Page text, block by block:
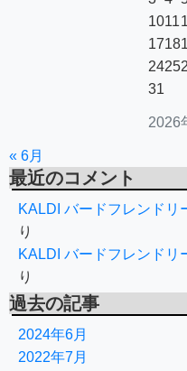
2026
1011
1718
2425
31
« 6月
最近のコメント
KALDI バードフレンドリ
り
KALDI バードフレンドリ
り
過去の記事
2024年6月
2022年7月